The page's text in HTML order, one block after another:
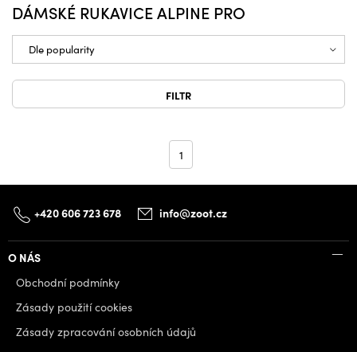
DÁMSKÉ RUKAVICE ALPINE PRO
FILTR
1
+420 606 723 678 info@zoot.cz
O NÁS
Obchodní podmínky
Zásady použití cookies
Zásady zpracování osobních údajů